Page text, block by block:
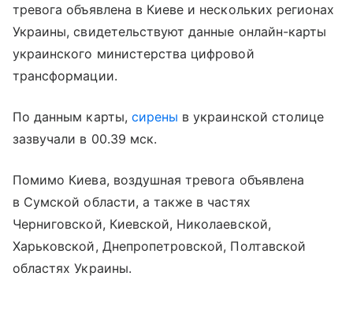
тревога объявлена в Киеве и нескольких регионах
Украины, свидетельствуют данные онлайн-карты
украинского министерства цифровой
трансформации.
По данным карты, сирены в украинской столице
зазвучали в 00.39 мск.
Помимо Киева, воздушная тревога объявлена
в Сумской области, а также в частях
Черниговской, Киевской, Николаевской,
Харьковской, Днепропетровской, Полтавской
областях Украины.